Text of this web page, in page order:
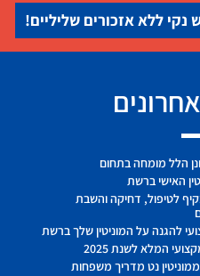
נקי ללא אזכורים שליליים!
הלל מומחה בתחום
לטיפול, דחיקה והשבת
להגנה על המוניטין שלך ברשת
המלא לשנת 2025
ממוניטין נט מדריך משפחות